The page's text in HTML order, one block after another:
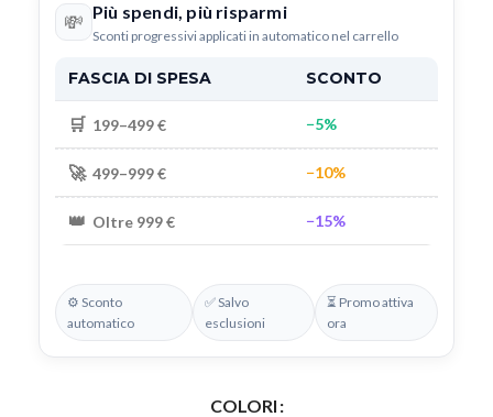
💸 Più spendi, più risparmi
Sconti progressivi applicati in automatico nel carrello
FASCIA DI SPESA SCONTO
🛒 199–499 € −5%
🚀 499–999 € −10%
👑 Oltre 999 € −15%
⚙️ Sconto
automatico
✅ Salvo
esclusioni
⏳ Promo attiva
ora
COLORI